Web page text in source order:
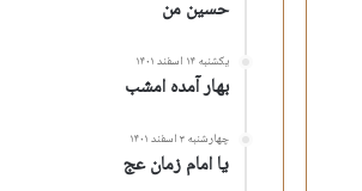
حسین من
یکشنبه ۱۴ اسفند ۱۴۰۱
بهار آمده امشب
چهارشنبه ۳ اسفند ۱۴۰۱
یا امام زمان عج